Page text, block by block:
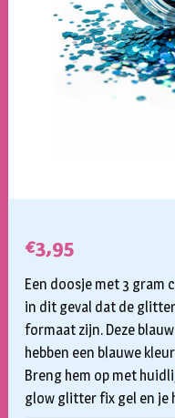
€3,95
Een doosje met 3 gram
in dit geval dat de
formaat zijn. Deze
hebben een blauwe
Breng hem op met
glow glitter fix gel en je